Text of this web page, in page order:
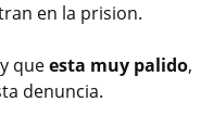
en la prision.
queesta muy palido,
denuncia.